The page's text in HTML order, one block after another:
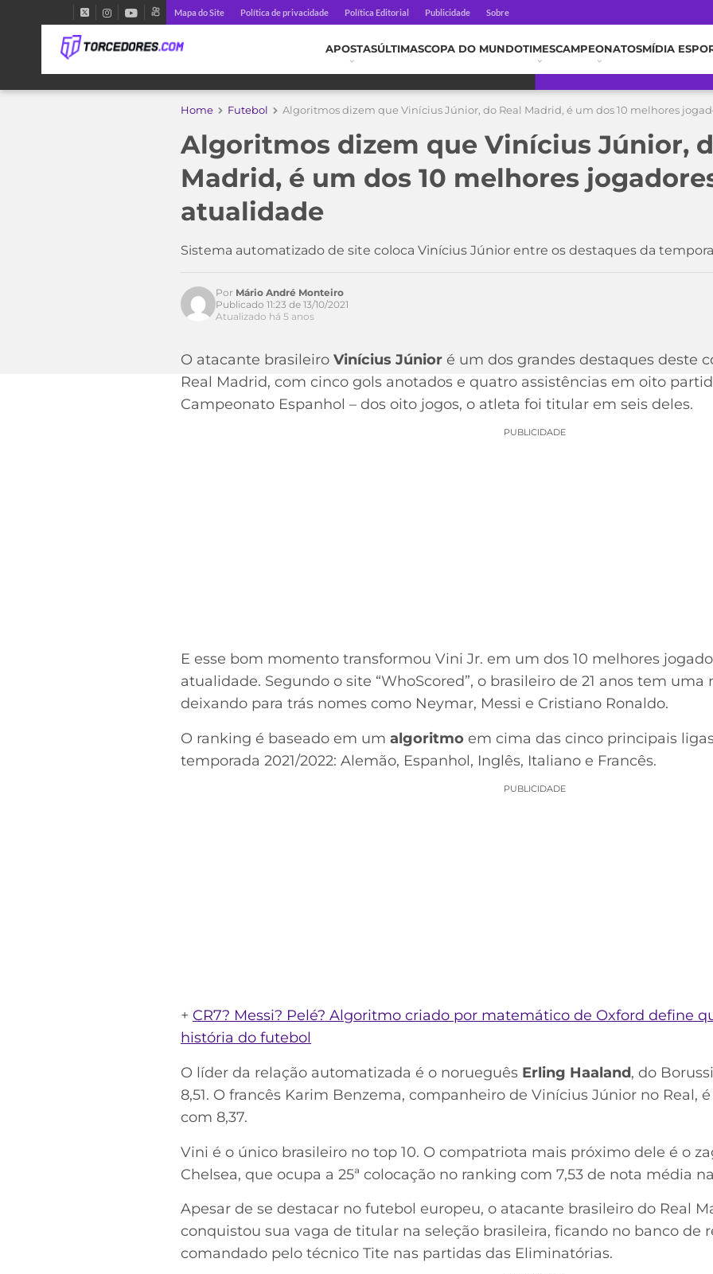
Mapa do Site Política de privacidade Política Editorial Publicidade Sobre
APOSTASÚLTIMASCOPA DO MUNDOTIMESCAMPEONATOSMÍDIA
Home Futebol Algoritmos dizem que Vinícius Júnior, do Real Madrid, é um dos 10 melhores
Algoritmos dizem que Vinícius Júnior,
Madrid, é um dos 10 melhores
atualidade
Sistema automatizado de site coloca Vinícius Júnior entre os destaques da
Acesse o perfil do autor
Por Mário André Monteiro
Publicado 11:23 de 13/10/2021
Atualizado há 5 anos
O atacante brasileiro Vinícius Júnior é um dos grandes destaques deste
Real Madrid, com cinco gols anotados e quatro assistências em oito
Campeonato Espanhol – dos oito jogos, o atleta foi titular em seis deles.
PUBLICIDADE
E esse bom momento transformou Vini Jr. em um dos 10 melhores
atualidade. Segundo o site “WhoScored”, o brasileiro de 21 anos tem uma
deixando para trás nomes como Neymar, Messi e Cristiano Ronaldo.
O ranking é baseado em um algoritmo em cima das cinco principais
temporada 2021/2022: Alemão, Espanhol, Inglês, Italiano e Francês.
PUBLICIDADE
+ CR7? Messi? Pelé? Algoritmo criado por matemático de Oxford define
história do futebol
O líder da relação automatizada é o norueguês Erling Haaland, do
8,51. O francês Karim Benzema, companheiro de Vinícius Júnior no Real,
com 8,37.
Vini é o único brasileiro no top 10. O compatriota mais próximo dele é o
Chelsea, que ocupa a 25ª colocação no ranking com 7,53 de nota média
Apesar de se destacar no futebol europeu, o atacante brasileiro do Real
conquistou sua vaga de titular na seleção brasileira, ficando no banco de
comandado pelo técnico Tite nas partidas das Eliminatórias.